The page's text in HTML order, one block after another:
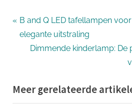
Bericht
navigatie
P
r
o
u
B and Q LED tafellampen
elegante uitstraling
N
t
P
Dimmende kinderlamp: De
Meer gerelateerde